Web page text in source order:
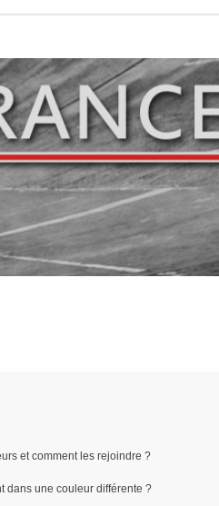
et comment les rejoindre ?
dans une couleur différente ?